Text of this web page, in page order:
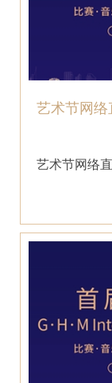
艺术节网络
艺术节网络